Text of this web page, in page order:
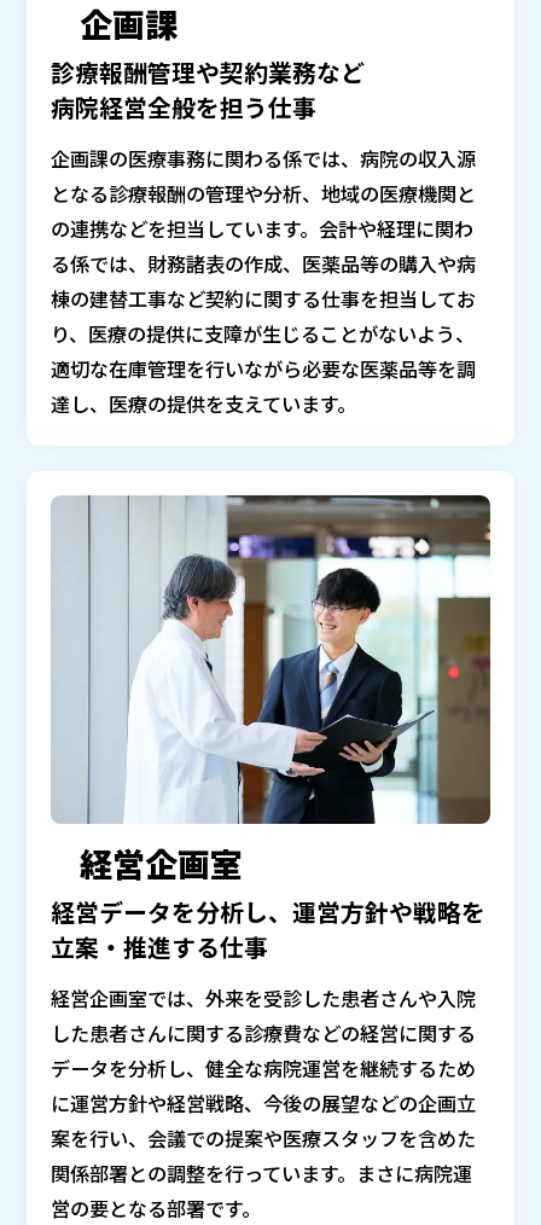
企画課
診療報酬管理や契約業務など
病院経営全般を担う仕事
企画課の医療事務に関わる係では、病院の収入源
となる診療報酬の管理や分析、地域の医療機関と
の連携などを担当しています。会計や経理に関わ
る係では、財務諸表の作成、医薬品等の購入や病
棟の建替工事など契約に関する仕事を担当してお
り、医療の提供に支障が生じることがないよう、
適切な在庫管理を行いながら必要な医薬品等を調
達し、医療の提供を支えています。
経営企画室
経営データを分析し、運営方針や戦略を
立案・推進する仕事
経営企画室では、外来を受診した患者さんや入院
した患者さんに関する診療費などの経営に関する
データを分析し、健全な病院運営を継続するため
に運営方針や経営戦略、今後の展望などの企画立
案を行い、会議での提案や医療スタッフを含めた
関係部署との調整を行っています。まさに病院運
営の要となる部署です。